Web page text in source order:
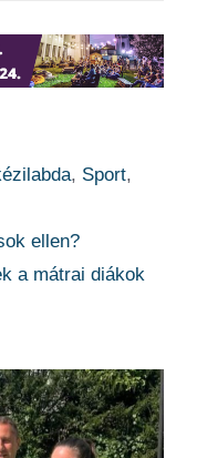
, Sport,
ellen?
a mátrai diákok